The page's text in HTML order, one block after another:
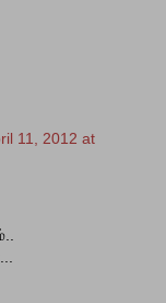
11, 2012 at